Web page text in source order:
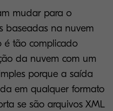
mudar para o
baseadas na nuvem
é tão complicado
da nuvem com um
porque a saída
em qualquer formato
se são arquivos XML